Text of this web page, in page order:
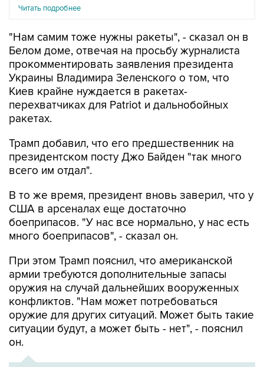
Читать подробнее
"Нам самим тоже нужны ракеты", - сказал он в
Белом доме, отвечая на просьбу журналиста
прокомментировать заявления президента
Украины Владимира Зеленского о том, что
Киев крайне нуждается в ракетах-
перехватчиках для Patriot и дальнобойных
ракетах.
Трамп добавил, что его предшественник на
президентском посту Джо Байден "так много
всего им отдал".
В то же время, президент вновь заверил, что у
США в арсеналах еще достаточно
боеприпасов. "У нас все нормально, у нас есть
много боеприпасов", - сказал он.
При этом Трамп пояснил, что американской
армии требуются дополнительные запасы
оружия на случай дальнейших вооруженных
конфликтов. "Нам может потребоваться
оружие для других ситуаций. Может быть такие
ситуации будут, а может быть - нет", - пояснил
он.